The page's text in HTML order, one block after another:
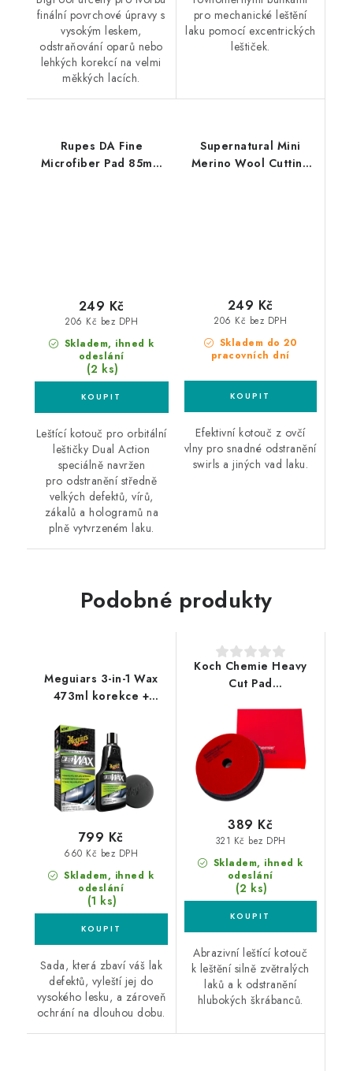
finální povrchové úpravy s
vysokým leskem,
odstraňování oparů nebo
lehkých korekcí na velmi
měkkých lacích.
pro mechanické leštění
laku pomocí excentrických
leštiček.
Rupes DA Fine
Microfiber Pad 85mm
Skladem, ihned k
odeslání
(2 ks)
206 Kč bez DPH
249 Kč
Leštící kotouč pro orbitální
leštičky Dual Action
speciálně navržen
pro odstranění středně
velkých defektů, vírů,
zákalů a hologramů na
plně vytvrzeném laku.
Supernatural Mini
Merino Wool Cutting
Skladem do 20
pracovních dní
206 Kč bez DPH
249 Kč
Efektivní kotouč z ovčí
vlny pro snadné odstranění
swirls a jiných vad laku.
Podobné produkty
Meguiars 3-in-1 Wax
473ml korekce +
jediném kroku
Skladem, ihned k
odeslání
(1 ks)
660 Kč bez DPH
799 Kč
Sada, která zbaví váš lak
defektů, vyleští jej do
vysokého lesku, a zároveň
ochrání na dlouhou dobu.
Koch Chemie Heavy
Cut Pad
kotouč
Skladem, ihned k
odeslání
(2 ks)
321 Kč bez DPH
389 Kč
Abrazivní leštící kotouč
k leštění silně zvětralých
laků a k odstranění
hlubokých škrábanců.